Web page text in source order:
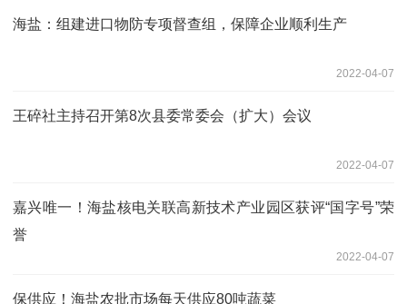
海盐：组建进口物防专项督查组，保障企业顺利生产
2022-04-07
王碎社主持召开第8次县委常委会（扩大）会议
2022-04-07
嘉兴唯一！海盐核电关联高新技术产业园区获评“国字号”荣
誉
2022-04-07
保供应！海盐农批市场每天供应80吨蔬菜